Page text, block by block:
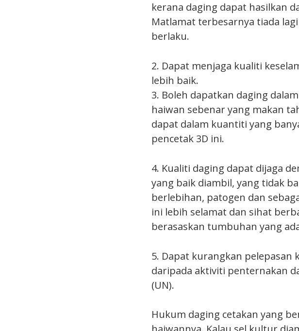
kerana daging dapat hasilkan
Matlamat terbesarnya tiada
berlaku.
2. Dapat menjaga kualiti
lebih baik.
3. Boleh dapatkan daging
haiwan sebenar yang makan
dapat dalam kuantiti yang
pencetak 3D ini.
4. Kualiti daging dapat dijaga
yang baik diambil, yang tidak
berlebihan, patogen dan
ini lebih selamat dan sihat
berasaskan tumbuhan yang
5. Dapat kurangkan
daripada aktiviti penternakan
(UN).
Hukum daging cetakan yang